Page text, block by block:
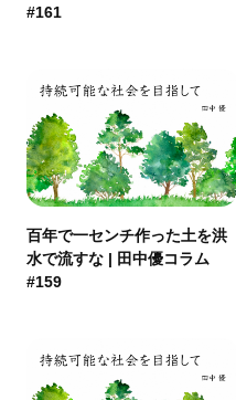
#161
百年で一センチ作った土を洪
水で流すな | 田中優コラム
#159